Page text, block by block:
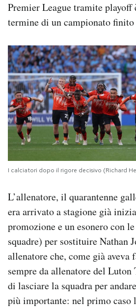
Premier League tramite playoff
termine di un campionato
I calciatori dopo il rigore decisivo (Richard
L’allenatore, il quarantenne
era arrivato a stagione già
promozione e un esonero con
squadre) per sostituire Nathan
allenatore che, come già aveva
sempre da allenatore del Luton
di lasciare la squadra per
più importante: nel primo caso